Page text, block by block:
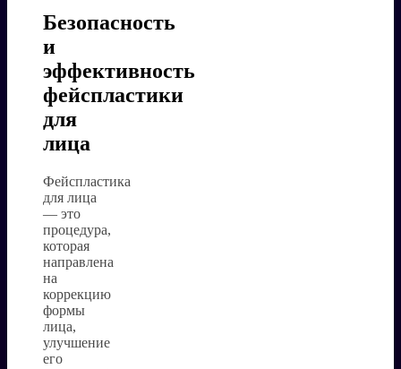
Безопасность
и
эффективность
фейспластики
для
лица
Фейспластика
для лица
— это
процедура,
которая
направлена
на
коррекцию
формы
лица,
улучшение
его